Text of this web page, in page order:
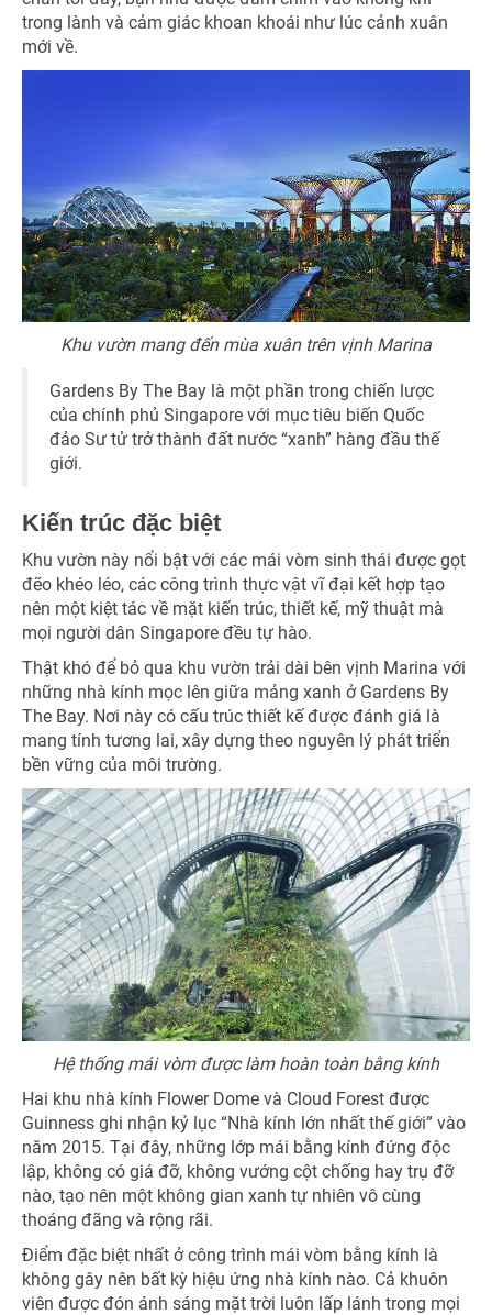
trong lành và cảm giác khoan khoái như lúc cảnh xuân
mới về.
Khu vườn mang đến mùa xuân trên vịnh Marina
Gardens By The Bay là một phần trong chiến lược
của chính phủ Singapore với mục tiêu biến Quốc
đảo Sư tử trở thành đất nước “xanh” hàng đầu thế
giới.
Kiến trúc đặc biệt
Khu vườn này nổi bật với các mái vòm sinh thái được gọt
đẽo khéo léo, các công trình thực vật vĩ đại kết hợp tạo
nên một kiệt tác về mặt kiến trúc, thiết kế, mỹ thuật mà
mọi người dân Singapore đều tự hào.
Thật khó để bỏ qua khu vườn trải dài bên vịnh Marina với
những nhà kính mọc lên giữa mảng xanh ở Gardens By
The Bay. Nơi này có cấu trúc thiết kế được đánh giá là
mang tính tương lai, xây dựng theo nguyên lý phát triển
bền vững của môi trường.
Hệ thống mái vòm được làm hoàn toàn bằng kính
Hai khu nhà kính Flower Dome và Cloud Forest được
Guinness ghi nhận kỷ lục “Nhà kính lớn nhất thế giới” vào
năm 2015. Tại đây, những lớp mái bằng kính đứng độc
lập, không có giá đỡ, không vướng cột chống hay trụ đỡ
nào, tạo nên một không gian xanh tự nhiên vô cùng
thoáng đãng và rộng rãi.
Điểm đặc biệt nhất ở công trình mái vòm bằng kính là
không gây nên bất kỳ hiệu ứng nhà kính nào. Cả khuôn
viên được đón ánh sáng mặt trời luôn lấp lánh trong mọi
TƯ VẤN NGAY
Nhận ưu đãi ngay!
Nhận ưu đãi ngay
TƯ VẤN NGAY
TƯ VẤN NGAY
NHẬN ƯU ĐÃI NGAY
TƯ VẤN NGAY